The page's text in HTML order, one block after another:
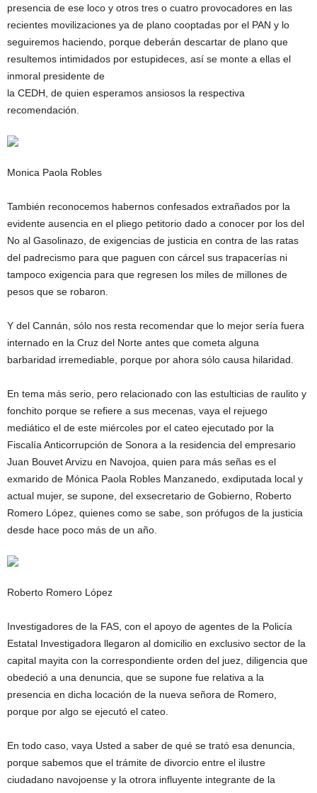
presencia de ese loco y otros tres o cuatro provocadores en las
recientes movilizaciones ya de plano cooptadas por el PAN y lo
seguiremos haciendo, porque deberán descartar de plano que
resultemos intimidados por estupideces, así se monte a ellas el
inmoral presidente de
la CEDH, de quien esperamos ansiosos la respectiva
recomendación.
Monica Paola Robles
También reconocemos habernos confesados extrañados por la
evidente ausencia en el pliego petitorio dado a conocer por los del
No al Gasolinazo, de exigencias de justicia en contra de las ratas
del padrecismo para que paguen con cárcel sus trapacerías ni
tampoco exigencia para que regresen los miles de millones de
pesos que se robaron.
Y del Cannán, sólo nos resta recomendar que lo mejor sería fuera
internado en la Cruz del Norte antes que cometa alguna
barbaridad irremediable, porque por ahora sólo causa hilaridad.
En tema más serio, pero relacionado con las estulticias de raulito y
fonchito porque se refiere a sus mecenas, vaya el rejuego
mediático el de este miércoles por el cateo ejecutado por la
Fiscalía Anticorrupción de Sonora a la residencia del empresario
Juan Bouvet Arvizu en Navojoa, quien para más señas es el
exmarido de Mónica Paola Robles Manzanedo, exdiputada local y
actual mujer, se supone, del exsecretario de Gobierno, Roberto
Romero López, quienes como se sabe, son prófugos de la justicia
desde hace poco más de un año.
Roberto Romero López
Investigadores de la FAS, con el apoyo de agentes de la Policía
Estatal Investigadora llegaron al domicilio en exclusivo sector de la
capital mayita con la correspondiente orden del juez, diligencia que
obedeció a una denuncia, que se supone fue relativa a la
presencia en dicha locación de la nueva señora de Romero,
porque por algo se ejecutó el cateo.
En todo caso, vaya Usted a saber de qué se trató esa denuncia,
porque sabemos que el trámite de divorcio entre el ilustre
ciudadano navojoense y la otrora influyente integrante de la